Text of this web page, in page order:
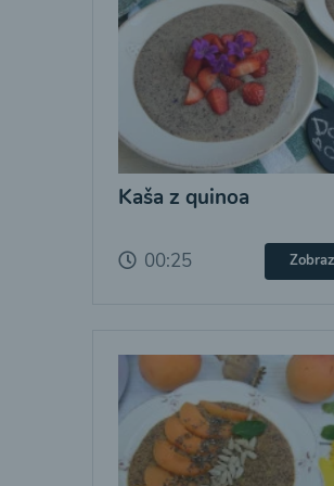
Kaša z quinoa
00:25